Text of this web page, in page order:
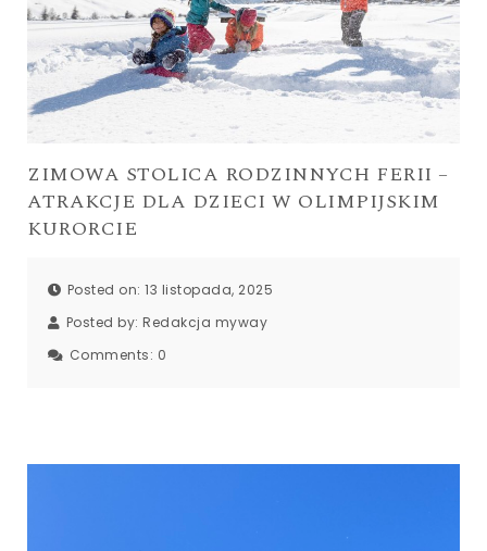
ZIMOWA STOLICA RODZINNYCH FERII –
ATRAKCJE DLA DZIECI W OLIMPIJSKIM
KURORCIE
Posted on: 13 listopada, 2025
Posted by: Redakcja myway
Comments: 0